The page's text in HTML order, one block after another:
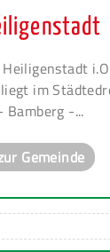
im
Bamberg -...
Gemeinde